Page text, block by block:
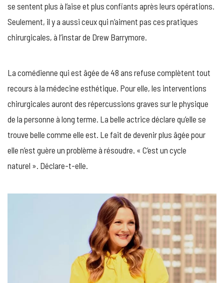
se sentent plus à l’aise et plus confiants après leurs opérations.
Seulement, il y a aussi ceux qui n’aiment pas ces pratiques
chirurgicales, à l’instar de Drew Barrymore.
La comédienne qui est âgée de 48 ans refuse complètent tout
recours à la médecine esthétique. Pour elle, les interventions
chirurgicales auront des répercussions graves sur le physique
de la personne à long terme. La belle actrice déclare qu’elle se
trouve belle comme elle est. Le fait de devenir plus âgée pour
elle n’est guère un problème à résoudre. « C’est un cycle
naturel ». Déclare-t-elle.